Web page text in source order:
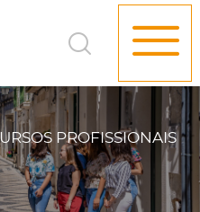
PROFISSIONAIS